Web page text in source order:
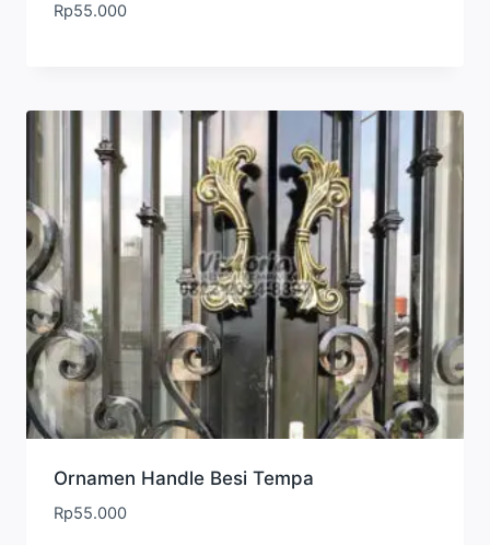
Rp55.000
Ornamen Handle Besi Tempa
Rp55.000